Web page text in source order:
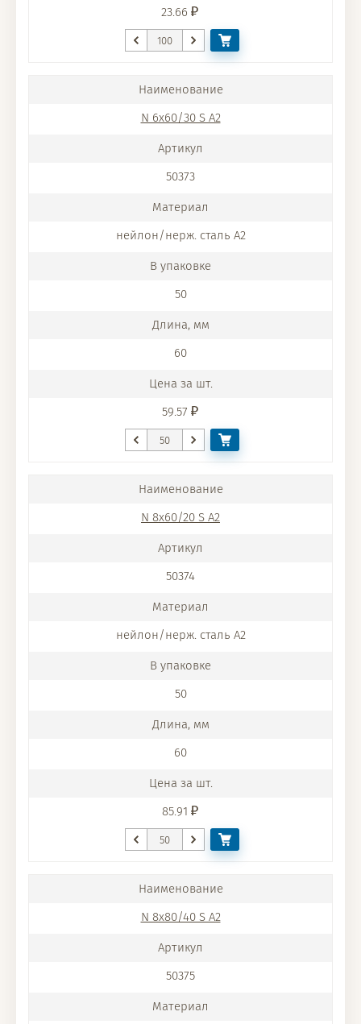
23.66
N 6x60/30 S A2
50373
нейлон/нерж. сталь A2
50
60
59.57
N 8x60/20 S A2
50374
нейлон/нерж. сталь A2
50
60
85.91
N 8x80/40 S A2
50375